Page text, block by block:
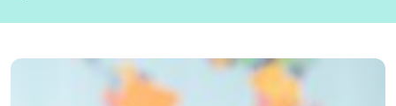
tornando-se diferenciais para atrair
profissionais qualificados e manter